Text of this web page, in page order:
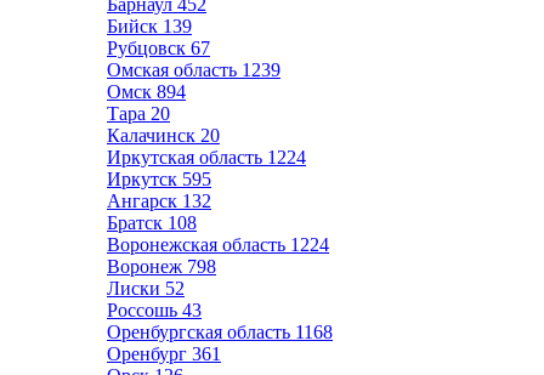
Барнаул 452
Бийск 139
Рубцовск 67
Омская область 1239
Омск 894
Тара 20
Калачинск 20
Иркутская область 1224
Иркутск 595
Ангарск 132
Братск 108
Воронежская область 1224
Воронеж 798
Лиски 52
Россошь 43
Оренбургская область 1168
Оренбург 361